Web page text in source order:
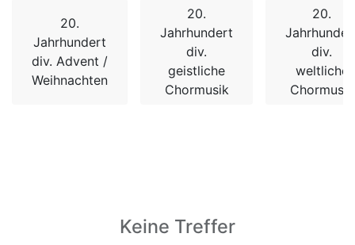
20.
Jahrhundert
div. Advent /
Weihnachten
20.
Jahrhundert
div.
geistliche
Chormusik
20.
div.
weltliche
Chormusik
Keine Treffer